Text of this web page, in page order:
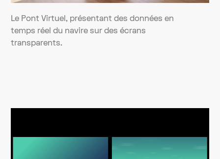
Le Pont Virtuel, présentant des données en
temps réel du navire sur des écrans
transparents.